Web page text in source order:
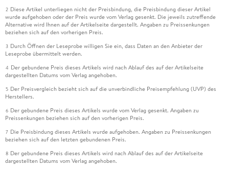
2 Diese Artikel unterliegen nicht der Preisbindung, die Preisbindung dieser Artikel
wurde aufgehoben oder der Preis wurde vom Verlag gesenkt. Die jeweils zutreffende
Alternative wird Ihnen auf der Artikelseite dargestellt. Angaben zu Preissenkungen
beziehen sich auf den vorherigen Preis.
3 Durch Öffnen der Leseprobe willigen Sie ein, dass Daten an den Anbieter der
Leseprobe übermittelt werden.
4 Der gebundene Preis dieses Artikels wird nach Ablauf des auf der Artikelseite
dargestellten Datums vom Verlag angehoben.
5 Der Preisvergleich bezieht sich auf die unverbindliche Preisempfehlung (UVP) des
Herstellers.
6 Der gebundene Preis dieses Artikels wurde vom Verlag gesenkt. Angaben zu
Preissenkungen beziehen sich auf den vorherigen Preis.
7 Die Preisbindung dieses Artikels wurde aufgehoben. Angaben zu Preissenkungen
beziehen sich auf den letzten gebundenen Preis.
8 Der gebundene Preis dieses Artikels wird nach Ablauf des auf der Artikelseite
dargestellten Datums vom Verlag angehoben.